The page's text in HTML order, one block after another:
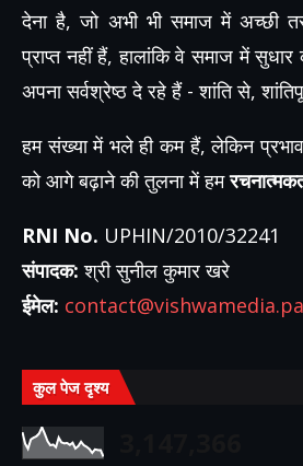
देना है, जो अभी भी समाज में अच्छी
प्राप्त नहीं हैं, हालांकि वे समाज में
अपना सर्वश्रेष्ठ दे रहे हैं - शांति से,
हम संख्या में भले ही कम हैं, लेकिन
को आगे बढ़ाने की तुलना में हम
RNI No. UPHIN/2010/32241
संपादक: श्री सुनील कुमार खरे
ईमेल:
कुल पेज दृश्य